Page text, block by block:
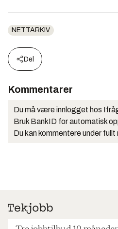
NETTARKIV
Del
Kommentarer
Du må være innlogget hos
Bruk BankID for automatisk
Du kan kommentere under fullt